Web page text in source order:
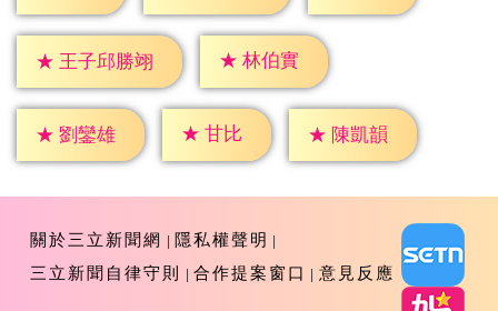
★ 王子邱勝翊 ★ 林伯實
★ 劉鑾雄 ★ 甘比 ★ 陳凱韻
關於三立新聞網
隱私權聲明
三立新聞自律守則
合作提案窗口 意見反應